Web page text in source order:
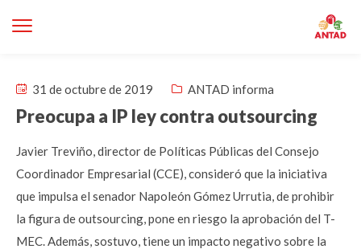
31 de octubre de 2019 ANTAD informa
Preocupa a IP ley contra outsourcing
Javier Treviño, director de Políticas Públicas del Consejo
Coordinador Empresarial (CCE), consideró que la iniciativa
que impulsa el senador Napoleón Gómez Urrutia, de prohibir
la figura de outsourcing, pone en riesgo la aprobación del T-
MEC. Además, sostuvo, tiene un impacto negativo sobre la